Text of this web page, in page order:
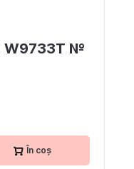
W9733T №
În coș